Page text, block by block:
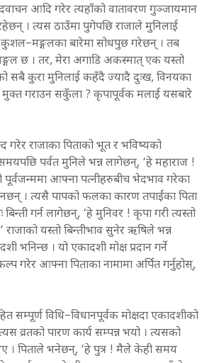
आदि गरेर त्यहाँको वातावरण गुञ्जायमान
रहेछन् । त्यस ठाउँमा पुगेपछि राजाले मुनिलाई
कुशल–मङ्गलका बारेमा सोधपुछ गरेछन् । तब
छ । तर, मेरा अगाडि अकस्मात् एक यस्तो
सबै कुरा मुनिलाई कहँदै ज्यादै दुःख, विनयका
मुक्त गराउन सकुँला ? कृपापूर्वक मलाई यसबारे
गरेर राजाका पिताको भूत र भविष्यको
पर्वत मुनिले भन्न लागेछन्, ‘हे महाराज !
पूर्वजन्ममा आफ्ना पत्नीहरुबीच भेदभाव गरेका
। त्यसै पापको फलका कारण तपाईंका पिता
गर्न लागेछन्, ‘हे मुनिवर ! कृपा गरी त्यस्तो
यस्तो बिन्तीभाव सुनेर ऋषिले भन्न
भनिन्छ । यो एकादशी मोक्ष प्रदान गर्ने
गरेर आफ्ना पिताका नामामा अर्पित गर्नुहोस्,
सम्पूर्ण विधि–विधानपूर्वक मोक्षदा एकादशीको
व्रतको पारण कार्य सम्पन्न भयो । त्यसको
। पिताले भनेछन्, ‘हे पुत्र ! मैले केही समय